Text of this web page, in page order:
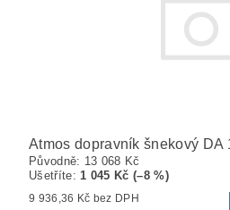
Atmos dopravník šnekový DA
Původně: 13 068 Kč
Ušetříte: 1 045 Kč (–8 %)
9 936,36 Kč bez DPH